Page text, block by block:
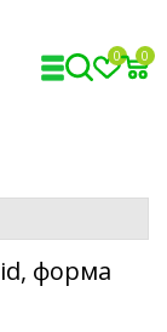
0 0
форма